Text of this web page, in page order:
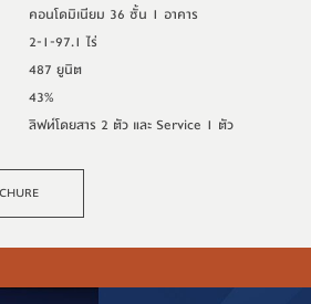
คอนโดมิเนียม 36 ชั้น 1 อาคาร
2-1-97.1 ไร่
487 ยูนิต
43%
ลิฟท์โดยสาร 2 ตัว และ Service 1 ตัว